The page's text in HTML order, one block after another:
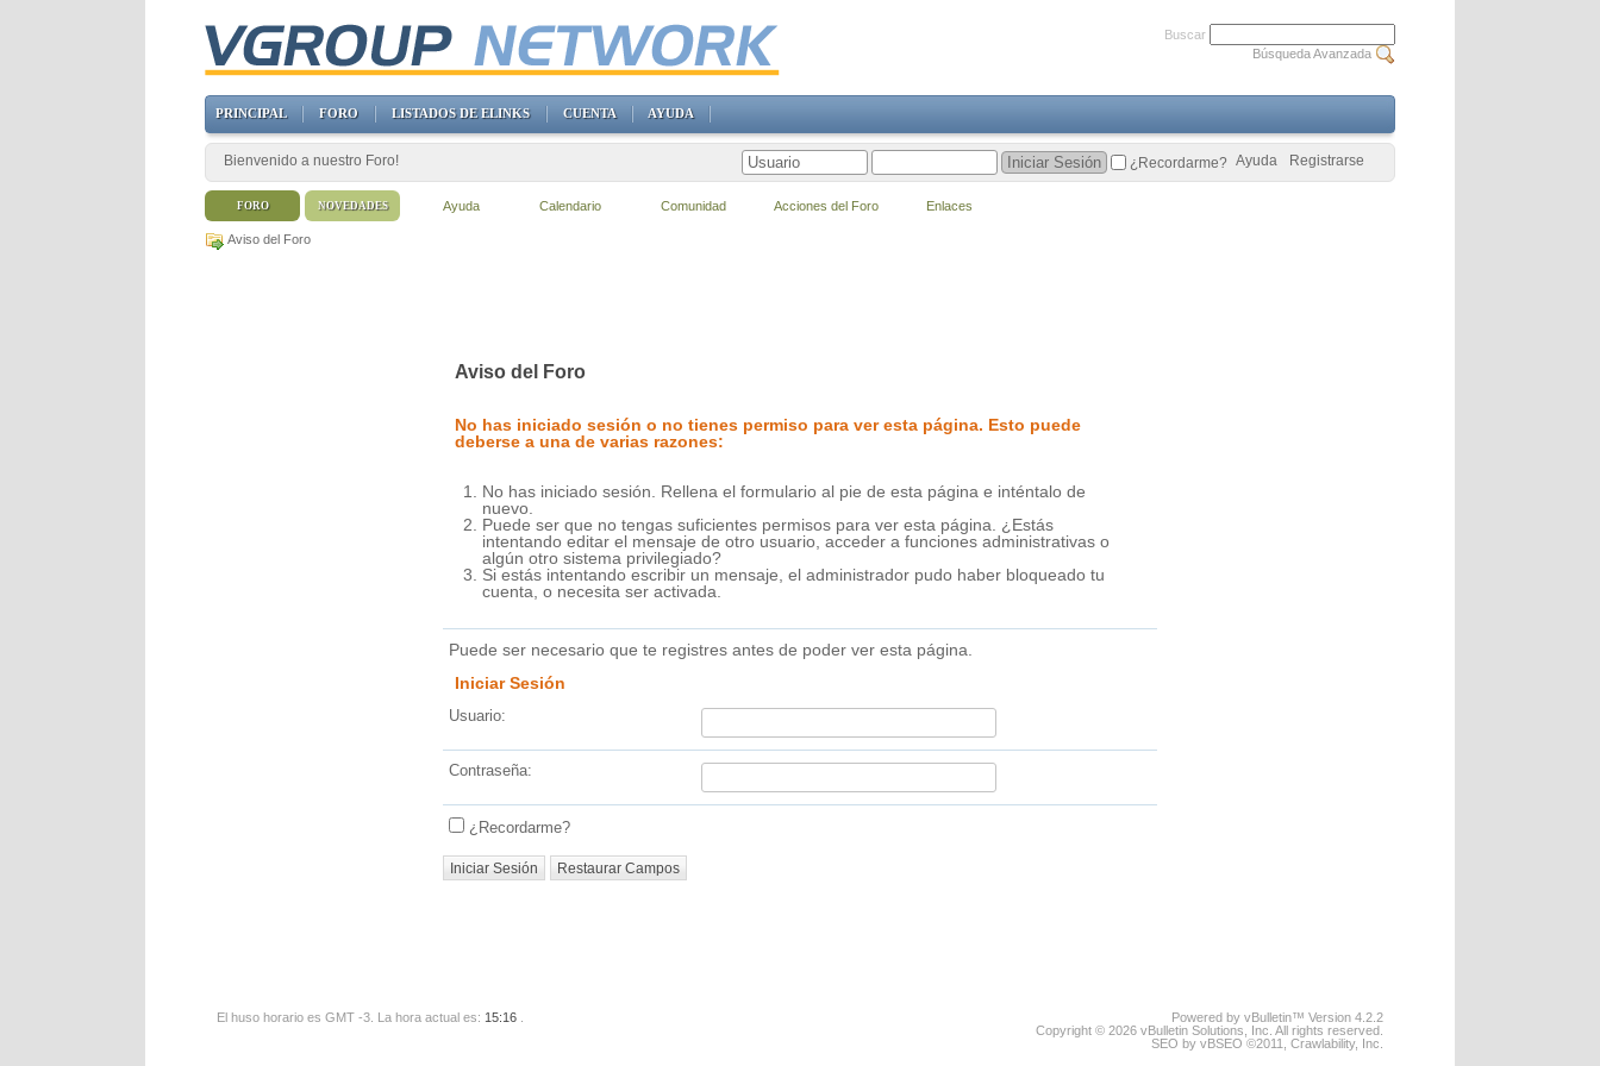
Aviso del Foro
Aviso del Foro
No has iniciado sesión o no tienes permiso para ver esta página. Esto puede
deberse a una de varias razones:
No has iniciado sesión. Rellena el formulario al pie de esta página e inténtalo de
nuevo.
Puede ser que no tengas suficientes permisos para ver esta página. ¿Estás
intentando editar el mensaje de otro usuario, acceder a funciones administrativas o
algún otro sistema privilegiado?
Si estás intentando escribir un mensaje, el administrador pudo haber bloqueado tu
cuenta, o necesita ser activada.
Puede ser necesario que te registres antes de poder ver esta página.
Iniciar Sesión
Usuario:
Contraseña:
¿Recordarme?
El huso horario es GMT -3. La hora actual es: 15:16
Powered by vBulletin™ Version 4.2.2
Copyright © 2026 vBulletin Solutions, Inc. All rights reserved.
SEO by vBSEO ©2011, Crawlability, Inc.
Buscar
Búsqueda Avanzada
PRINCIPAL FORO LISTADOS DE ELINKS CUENTA AYUDA
Bienvenido a nuestro Foro! Registrarse
Ayuda
¿Recordarme?
FORO Ayuda Calendario Comunidad Acciones del Foro Enlaces
NOVEDADES